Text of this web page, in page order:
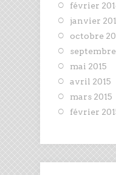
février
janvier
octobre
septembre
mai 2015
avril 2015
mars 2015
février